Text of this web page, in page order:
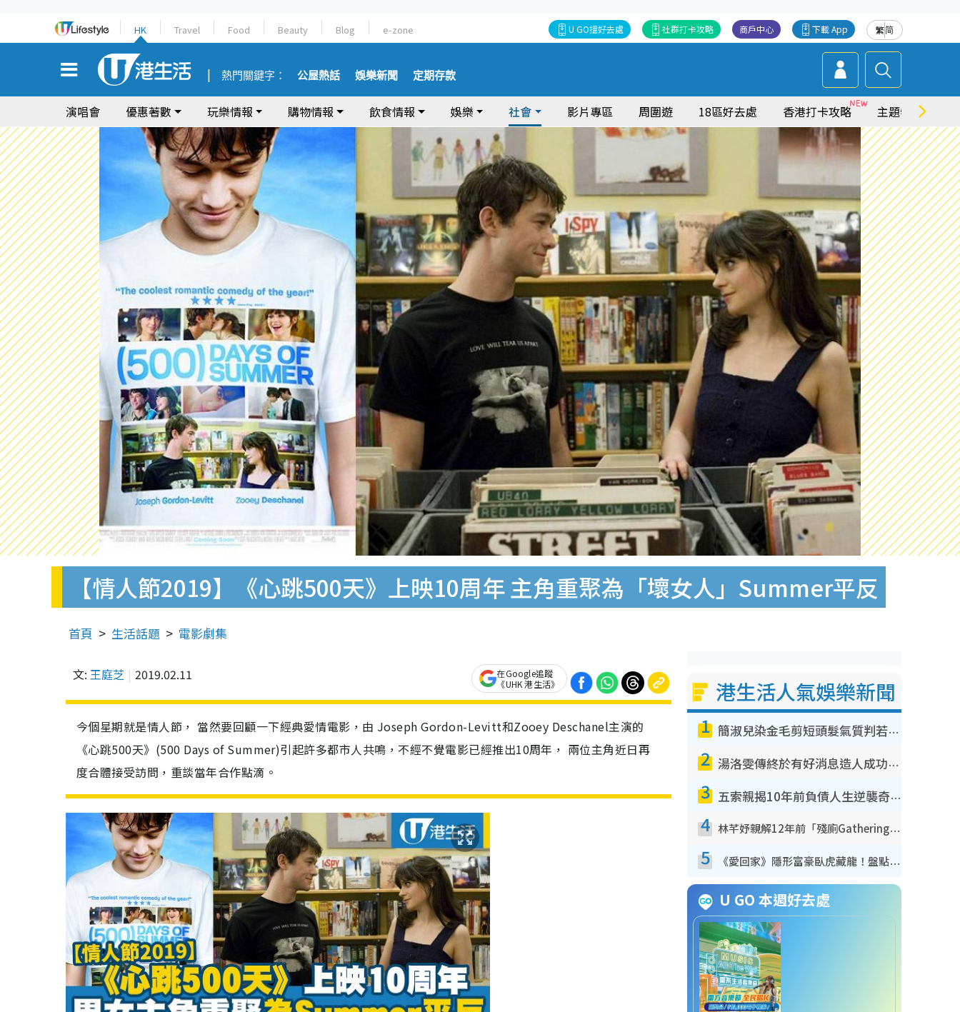
HK Travel Food Beauty Blog e-zone 繁简
下載 App
商戶中心
社群打卡攻略
U GO搵好去處
熱門關鍵字： 公屋熱話 娛樂新聞 定期存款
演唱會 優惠著數 玩樂情報 購物情報 飲食情報 娛樂 社會 影片專區 周圍遊 18區好去處 香港打卡攻略 主題特集
【情人節2019】《心跳500天》上映10周年 主角重聚為「壞女人」Summer平反
首頁 生活話題 電影劇集
文: 王庭芝 2019.02.11
在Google追蹤
《UHK 港生活》
今個星期就是情人節， 當然要回顧一下經典愛情電影，由 Joseph Gordon-Levitt和Zooey Deschanel主演的
《心跳500天》(500 Days of Summer)引起許多都市人共鳴，不經不覺電影已經推出10周年， 兩位主角近日再
度合體接受訪問，重談當年合作點滴。
港生活人氣娛樂新聞
1 簡淑兒染金毛剪短頭髮氣質判若兩人！嚇壞老公麥大力都認唔出：「你做咩事？」
2 湯洛雯傳終於有好消息造人成功！兩大細節曝孕味極濃惹猜測：大肚婆先會咁！
3 五索親揭10年前負債人生逆襲奇蹟！全靠去一地方轉運後即遇上馬先生
4 林芊妤親解12年前「殘廁Gathering」真相！高層解約一句話重創尊嚴至今拒返TVB
5 《愛回家》隱形富豪臥虎藏龍！盤點12位財氣逼人的有錢藝人：呢位靚女3億身家唔憂做
U GO 本週好去處